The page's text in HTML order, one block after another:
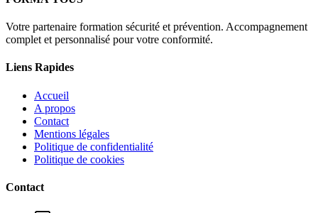
Votre partenaire formation sécurité et prévention. Accompagnement
complet et personnalisé pour votre conformité.
Liens Rapides
Accueil
A propos
Contact
Mentions légales
Politique de confidentialité
Politique de cookies
Contact